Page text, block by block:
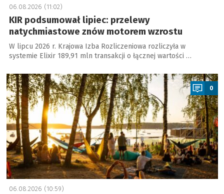
06.08.2026 (11:02)
KIR podsumował lipiec: przelewy
natychmiastowe znów motorem wzrostu
W lipcu 2026 r. Krajowa Izba Rozliczeniowa rozliczyła w
systemie Elixir 189,91 mln transakcji o łącznej wartości …
a
0
06.08.2026 (10:59)